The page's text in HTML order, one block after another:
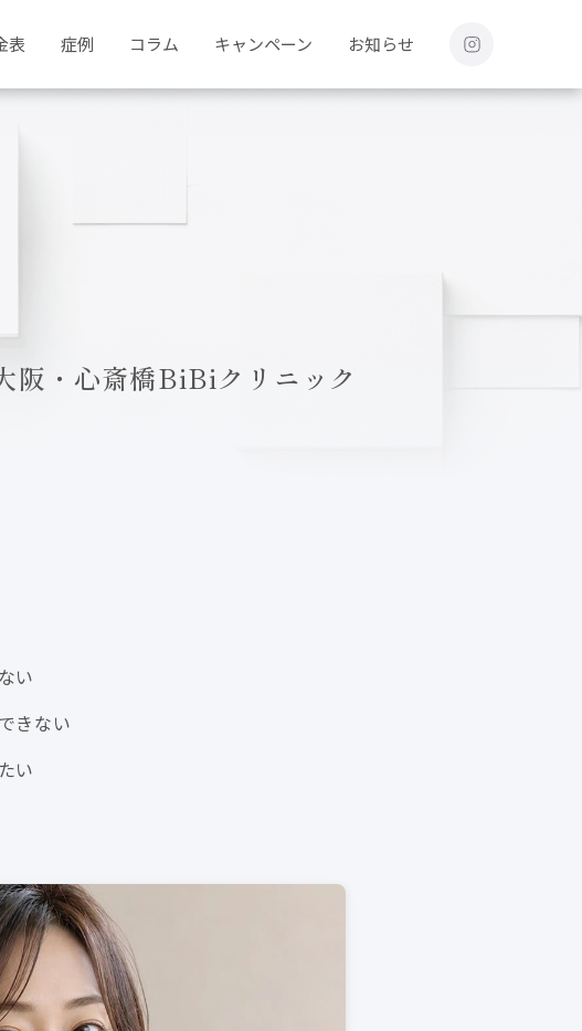
表 症例 コラム キャンペーン お知らせ
阪・心斎橋BiBiクリニック
い
きない
い